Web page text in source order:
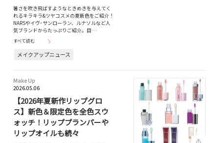
暑さを吹き飛ばすようなときめきを与えてく
れるキラキラ&ツヤコスメの夏新色をご紹介！
NARSやイヴ･サンローラン、ルナソルなど人
気ブランドからたっぷりご紹介。目…
すべて読む
メイクアップニュース
Make Up
2026.05.06
【2026年夏新作リップグロ
ス】新色＆限定色を全色スウ
ォッチ！リッププランパーや
リップオイルも続々